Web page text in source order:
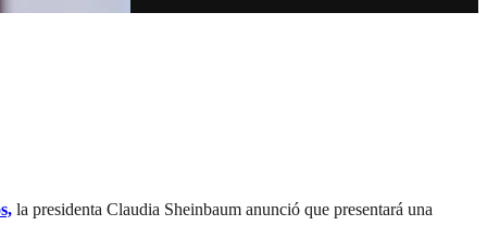
la presidenta Claudia Sheinbaum anunció que presentará una